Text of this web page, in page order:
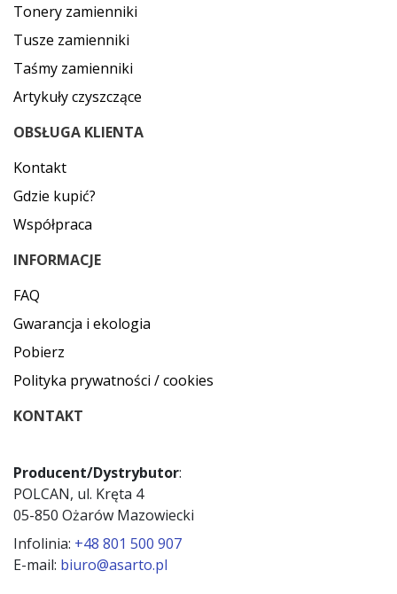
Tonery zamienniki
Tusze zamienniki
Taśmy zamienniki
Artykuły czyszczące
OBSŁUGA KLIENTA
Kontakt
Gdzie kupić?
Współpraca
INFORMACJE
FAQ
Gwarancja i ekologia
Pobierz
Polityka prywatności / cookies
KONTAKT
Producent/Dystrybutor:
POLCAN, ul. Kręta 4
05-850 Ożarów Mazowiecki
Infolinia: +48 801 500 907
E-mail: biuro@asarto.pl